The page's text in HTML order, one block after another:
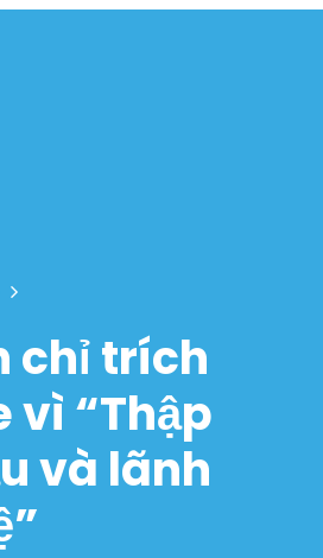
chỉ trích
vì “Thập
và lãnh